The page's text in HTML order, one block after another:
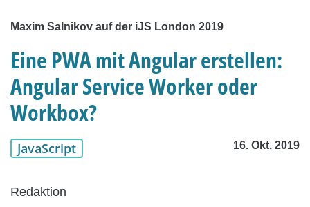
Maxim Salnikov auf der iJS London 2019
Eine PWA mit Angular erstellen:
Angular Service Worker oder
Workbox?
JavaScript 16. Okt. 2019
Redaktion